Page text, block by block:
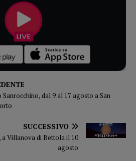
Sanrocchino, dal 9 al 17 agosto a San
SUCCESSIVO
a Villanova di Bettola il 10
agosto